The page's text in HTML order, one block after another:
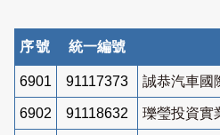
序號 統一編號
6901 91117373 誠恭汽車國
6902 91118632 瓅瑩投資實